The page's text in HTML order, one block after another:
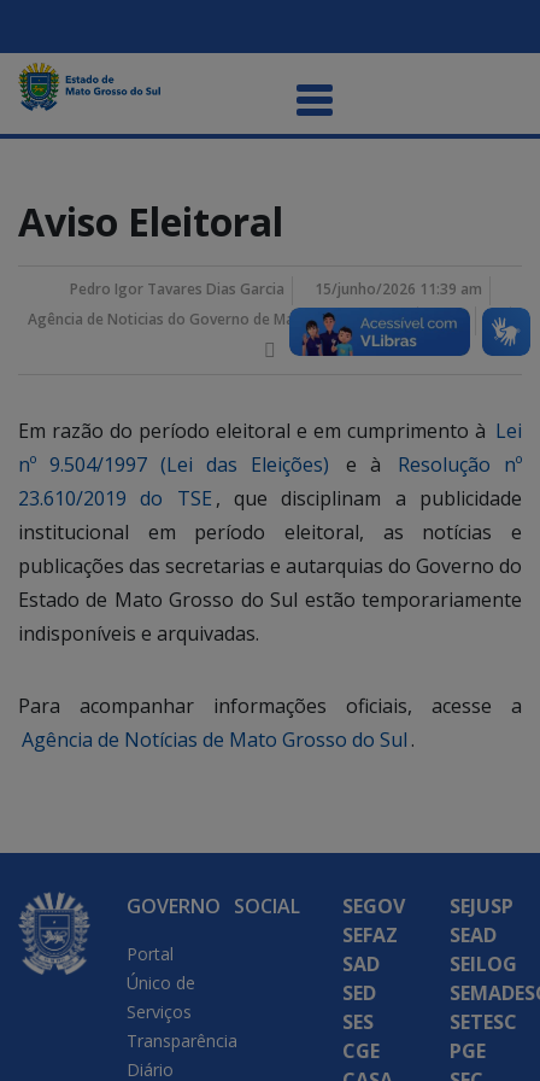
Aviso Eleitoral
Pedro Igor Tavares Dias Garcia
15/junho/2026 11:39 am
Agência de Noticias do Governo de Mato Grosso do Sul
Em razão do período eleitoral e em cumprimento à Lei
nº 9.504/1997 (Lei das Eleições)
e à
Resolução nº
23.610/2019 do TSE , que disciplinam a publicidade
institucional em período eleitoral, as notícias e
publicações das secretarias e autarquias do Governo do
Estado de Mato Grosso do Sul estão temporariamente
indisponíveis e arquivadas.
Para acompanhar informações oficiais, acesse a
Agência de Notícias de Mato Grosso do Sul .
GOVERNO
Portal
Único de
Serviços
Transparência
Diário
SOCIAL
SEGOV
SEFAZ
SAD
SED
SES
CGE
SEJUSP
SEAD
SEILOG
SETESC
PGE